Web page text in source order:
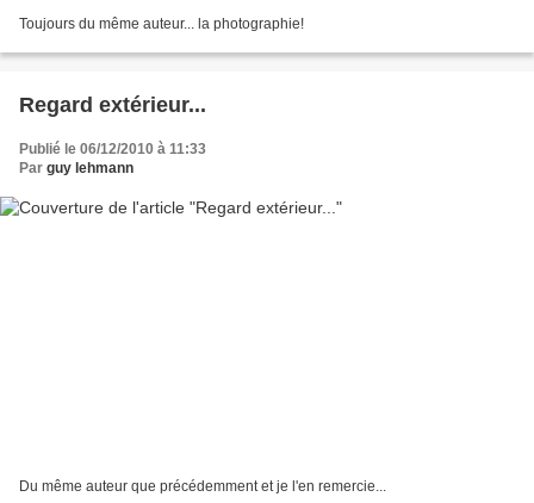
Toujours du même auteur... la photographie!
Regard extérieur...
Publié le 06/12/2010 à 11:33
Par guy lehmann
Du même auteur que précédemment et je l'en remercie...